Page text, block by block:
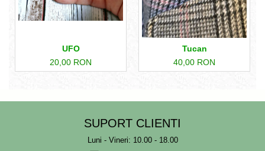
UFO
20,00 RON
Tucan
40,00 RON
SUPORT CLIENTI
Luni - Vineri: 10.00 - 18.00